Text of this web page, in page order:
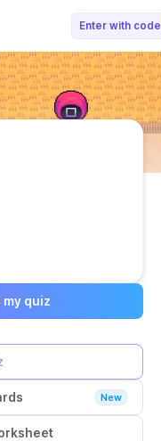
Enter with code
Salma Mardhian
my quiz
New